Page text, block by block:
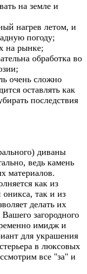
на земле и
нагрев летом, и
погоду;
на рынке;
обработка во
очень сложно
оставлять как
последствия
диваны
ведь камень
материалов.
как из
оникса, так и из
делать их
загородного
имидж и
для украшения
в люксовых
все "за" и